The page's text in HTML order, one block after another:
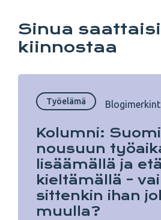
Sinua
kiinnostaa
Työelämä
Kolumni: Suomi
nousuun
lisäämällä ja
kieltämällä –
sittenkin ihan
muulla?